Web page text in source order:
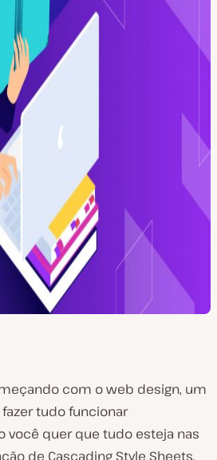
com o web design, um
tudo funcionar
você quer que tudo esteja nas
de Cascading Style Sheets,